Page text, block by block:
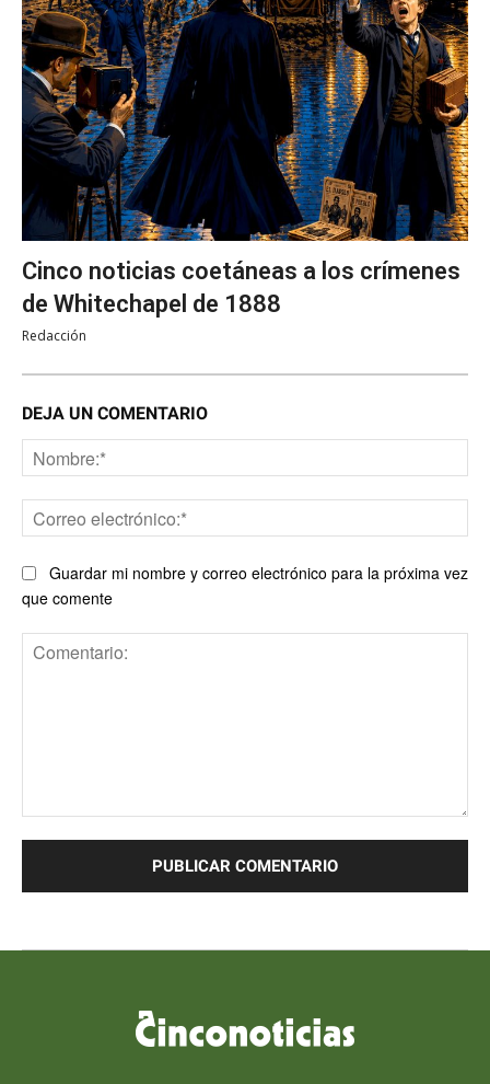
Cinco noticias coetáneas a los crímenes
de Whitechapel de 1888
Redacción
DEJA UN COMENTARIO
Guardar mi nombre y correo electrónico para la próxima vez
que comente